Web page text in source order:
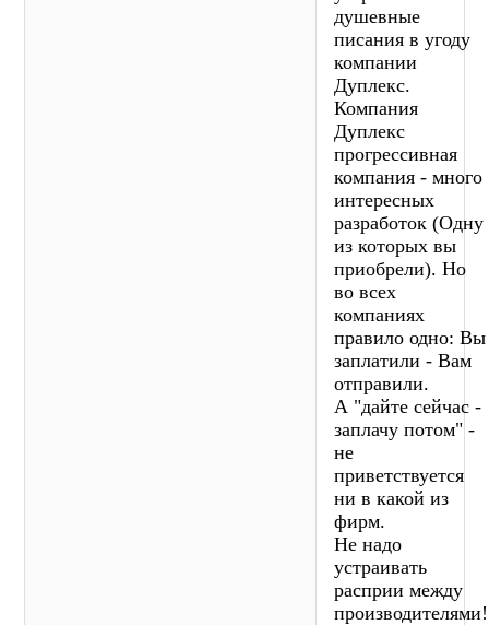
душевные
писания в угоду
компании
Дуплекс.
Компания
Дуплекс
прогрессивная
компания - много
интересных
разработок (Одну
из которых вы
приобрели). Но
во всех
компаниях
правило одно: Вы
заплатили - Вам
отправили.
А "дайте сейчас -
заплачу потом" -
не
приветствуется
ни в какой из
фирм.
Не надо
устраивать
расприи между
производителями!